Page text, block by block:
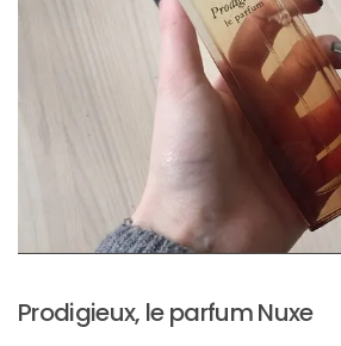
les
sacs
Prodigieux, le parfum Nuxe